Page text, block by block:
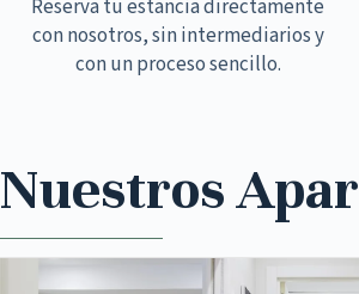
Reserva tu estancia directamente
con nosotros, sin intermediarios y
con un proceso sencillo.
Nuestros